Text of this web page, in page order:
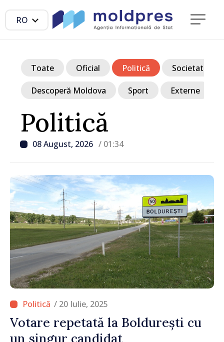
RO
Politică
08 August, 2026 / 01:34
Toate Oficial Politică Societate
Descoperă Moldova Sport Externe
/ 20 Iulie, 2025
Votare repetată la Boldurești cu
un singur candidat